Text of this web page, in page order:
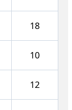
18
10
12